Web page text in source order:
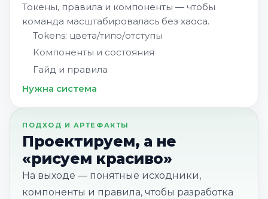
Токены, правила и компоненты — чтобы
команда масштабировалась без хаоса.
Tokens: цвета/типо/отступы
Компоненты и состояния
Гайд и правила
Нужна система
ПОДХОД И АРТЕФАКТЫ
Проектируем, а не
«рисуем красиво»
На выходе — понятные исходники,
компоненты и правила, чтобы разработка